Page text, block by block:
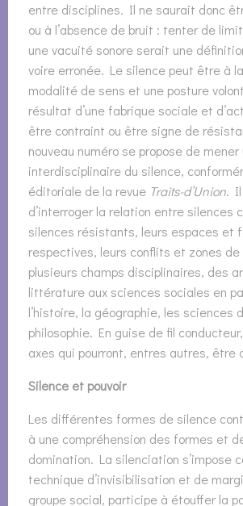
entre disciplines. Il ne saurait donc
ou à l’absence de bruit : tenter de
une vacuité sonore serait une
voire erronée. Le silence peut être à
modalité de sens et une posture
résultat d’une fabrique sociale et
être contraint ou être signe de
nouveau numéro se propose de
interdisciplinaire du silence,
éditoriale de la revue Traits-d’Union. Il
d’interroger la relation entre silences
silences résistants, leurs espaces et
respectives, leurs conflits et zones
plusieurs champs disciplinaires, des
littérature aux sciences sociales en
l’histoire, la géographie, les sciences
philosophie. En guise de fil
axes qui pourront, entres autres, être
Silence et pouvoir
Les différentes formes de silence
à une compréhension des formes et
domination. La silenciation s’impose
technique d’invisibilisation et de
groupe social, participe à étouffer la